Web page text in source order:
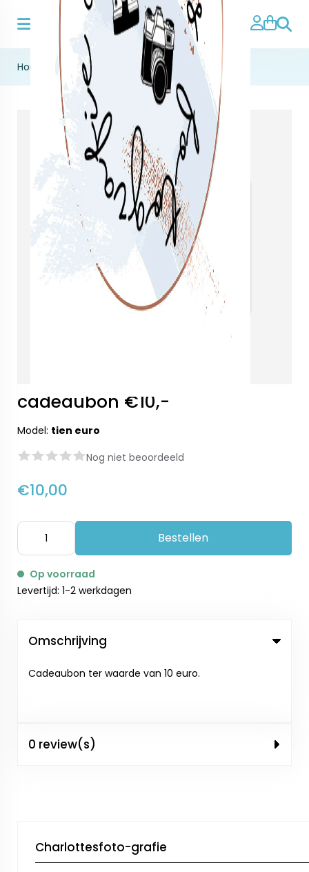
Home cadeaubonnen >cadeaubon €10,-
cadeaubon €10,-
Model: tien euro
Nog niet beoordeeld
€10,00
Bestellen
Op voorraad
Levertijd: 1-2 werkdagen
Omschrijving
Cadeaubon ter waarde van 10 euro.
0 review(s)
Charlottesfoto-grafie